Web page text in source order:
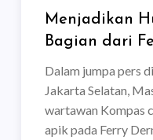
Menjadikan
Bagian dari
Dalam jumpa pers
Jakarta Selatan,
wartawan Kompas
apik pada Ferry